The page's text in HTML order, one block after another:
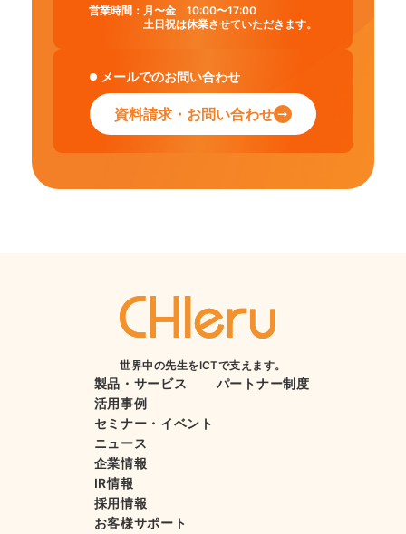
営業時間： 月〜金 10:00〜17:00
土日祝は休業させていただきます。
メールでのお問い合わせ
資料請求・お問い合わせ
世界中の先生をICTで支えます。
製品・サービス
活用事例
セミナー・イベント
ニュース
企業情報
IR情報
採用情報
お客様サポート
パートナー制度